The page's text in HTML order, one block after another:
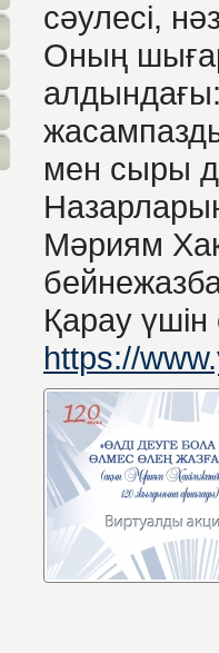
сәулесі,
Оның
мен сыры
Мәриям
Қарау үшін
https://